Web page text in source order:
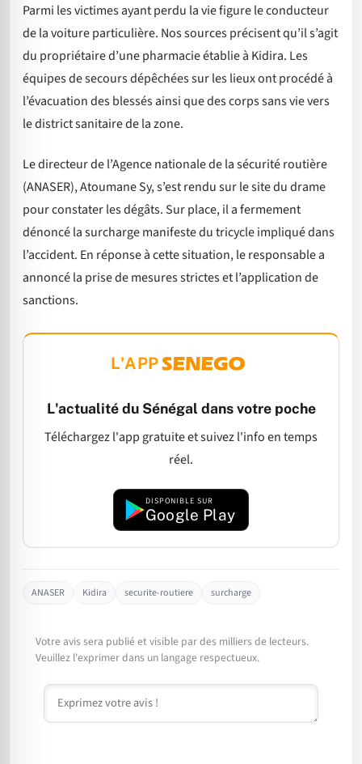
Parmi les victimes ayant perdu la vie figure le conducteur
de la voiture particulière. Nos sources précisent qu’il s’agit
du propriétaire d’une pharmacie établie à Kidira. Les
équipes de secours dépêchées sur les lieux ont procédé à
l’évacuation des blessés ainsi que des corps sans vie vers
le district sanitaire de la zone.
Le directeur de l’Agence nationale de la sécurité routière
(ANASER), Atoumane Sy, s’est rendu sur le site du drame
pour constater les dégâts. Sur place, il a fermement
dénoncé la surcharge manifeste du tricycle impliqué dans
l’accident. En réponse à cette situation, le responsable a
annoncé la prise de mesures strictes et l’application de
sanctions.
L'APP
L'actualité du Sénégal dans votre poche
Téléchargez l'app gratuite et suivez l'info en temps
réel.
DISPONIBLE SUR
Google Play
ANASER Kidira securite-routiere surcharge
Votre avis sera publié et visible par des milliers de lecteurs.
Veuillez l'exprimer dans un langage respectueux.
Commentaire